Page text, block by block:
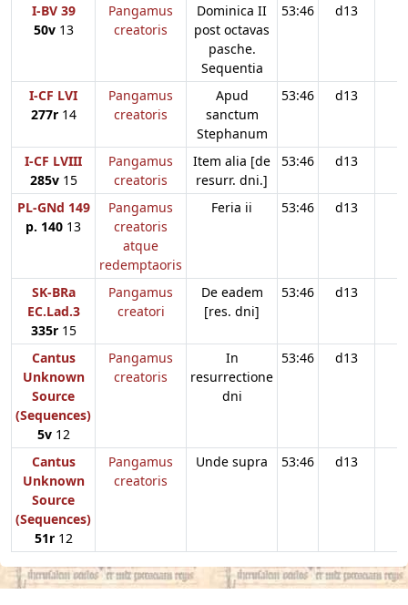
I-BV 39
50v13
Pangamus
creatoris
Dominica II
post octavas
pasche.
Sequentia
53:46 d13
I-CF LVI
277r14
Pangamus
creatoris
Apud
sanctum
Stephanum
53:46 d13
I-CF LVIII
285v15
Pangamus
creatoris
Item alia [de
resurr. dni.]
53:46 d13
PL-GNd 149
p. 140 13
Pangamus
creatoris
atque
redemptaoris
Feria ii 53:46 d13
SK-BRa
EC.Lad.3
335r15
Pangamus
creatori
De eadem
[res. dni]
53:46 d13
Cantus
Unknown
Source
(Sequences)
5v12
Pangamus
creatoris
In
resurrectione
dni
53:46 d13
Cantus
Unknown
Source
(Sequences)
51r12
Pangamus
creatoris
Unde supra 53:46 d13